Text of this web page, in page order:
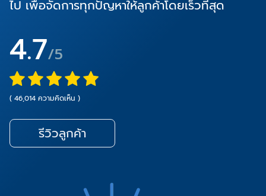
ไป เพื่อจัดการทุกปัญหาให้ลูกค้าโดยเร็วที่สุด
4.7/5
( 46,014 ความคิดเห็น )
รีวิวลูกค้า